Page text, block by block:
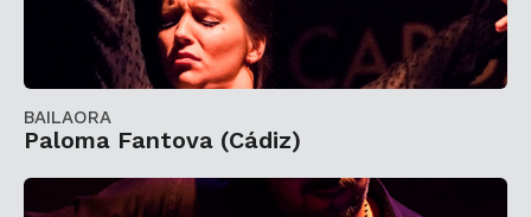
BAILAORA
Paloma Fantova (Cádiz)